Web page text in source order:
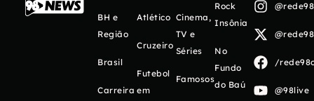
BH e
Região
Brasil
Carreira
Atlético
Cruzeiro
Futebol
em
Cinema,
TV e
Séries
Famosos
Rock
Insônia
No
Fundo
do Baú
/
@98live